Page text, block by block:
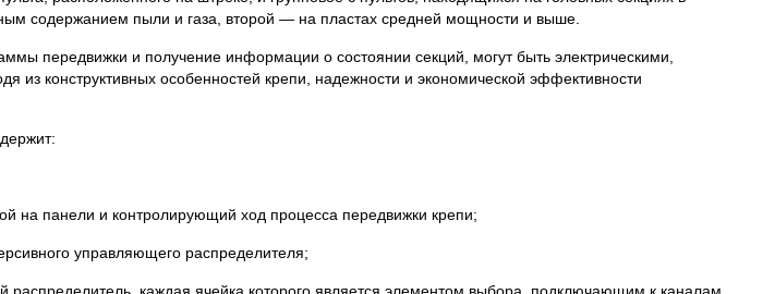
содержанием пыли и газа, второй — на пластах средней мощности и выше.
передвижки и получение информации о состоянии секций, могут быть электрическими,
из конструктивных особенностей крепи, надежности и экономической эффективности
на панели и контролирующий ход процесса передвижки крепи;
управляющего распределителя;